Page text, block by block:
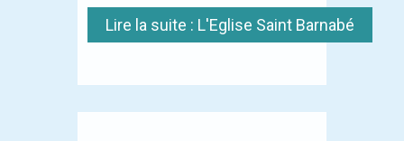
Lire la suite : L'Eglise Saint Barnabé